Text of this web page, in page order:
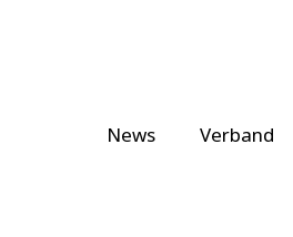
News Verband